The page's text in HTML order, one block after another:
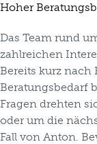
Hoher
Das Team rund
zahlreichen
Bereits kurz nach
Beratungsbedarf
Fragen drehten
oder um die
Fall von Anton.